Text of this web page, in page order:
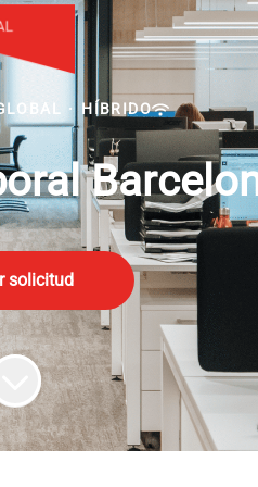
· HÍBRIDO
solicitud